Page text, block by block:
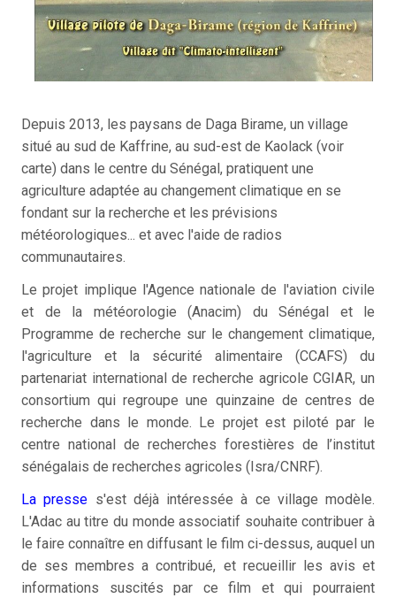
Depuis 2013, les paysans de Daga Birame, un village
situé au sud de Kaffrine, au sud-est de Kaolack (voir
carte) dans le centre du Sénégal, pratiquent une
agriculture adaptée au changement climatique en se
fondant sur la recherche et les prévisions
météorologiques... et avec l'aide de radios
communautaires.
Le projet implique l'Agence nationale de l'aviation civile
et de la météorologie (Anacim) du Sénégal et le
Programme de recherche sur le changement climatique,
l'agriculture et la sécurité alimentaire (CCAFS) du
partenariat international de recherche agricole CGIAR, un
consortium qui regroupe une quinzaine de centres de
recherche dans le monde. Le projet est piloté par le
centre national de recherches forestières de l’institut
sénégalais de recherches agricoles (Isra/CNRF).
La presse s'est déjà intéressée à ce village modèle.
L'Adac au titre du monde associatif souhaite contribuer à
le faire connaître en diffusant le film ci-dessus, auquel un
de ses membres a contribué, et recueillir les avis et
informations suscités par ce film et qui pourraient